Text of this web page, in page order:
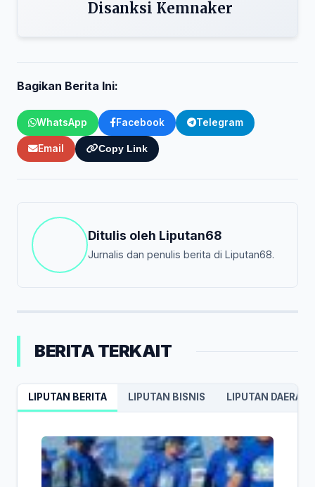
Disanksi Kemnaker
Bagikan Berita Ini:
WhatsApp Facebook Telegram
Email Copy Link
Ditulis oleh Liputan68
Jurnalis dan penulis berita di Liputan68.
BERITA TERKAIT
LIPUTAN BERITA LIPUTAN BISNIS LIPUTAN DAERAH